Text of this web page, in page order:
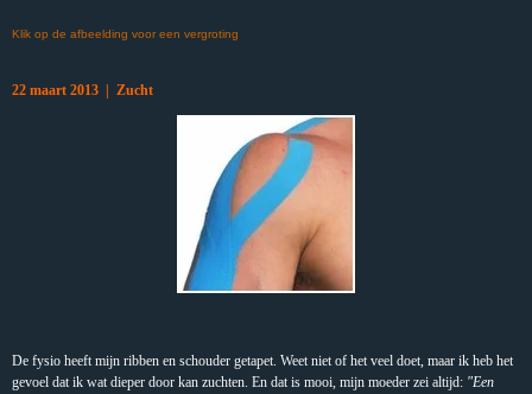
Klik op de afbeelding voor een vergroting
22 maart 2013 | Zucht
De fysio heeft mijn ribben en schouder getapet. Weet niet of het veel doet, maar ik heb het
gevoel dat ik wat dieper door kan zuchten. En dat is mooi, mijn moeder zei altijd: "Een